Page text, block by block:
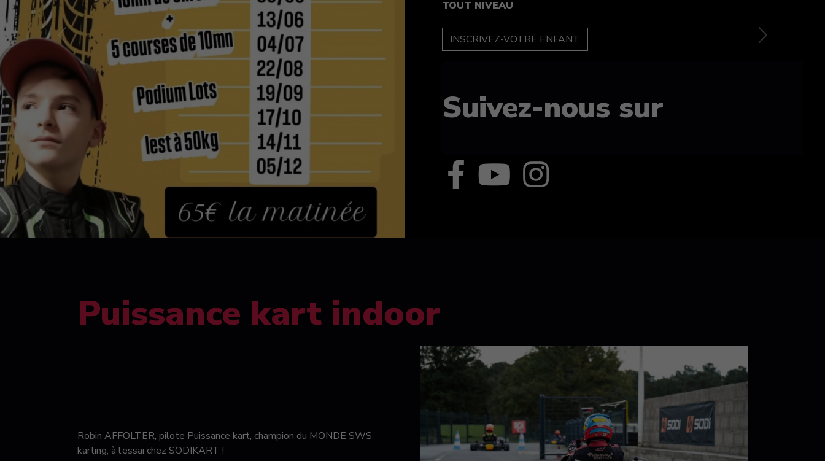
TOUT NIVEAU
INSCRIPTION
Suivez-nous sur
Previous Next
Puissance kart indoor
Robin AFFOLTER, pilote Puissance kart, champion du MONDE SWS
karting, à l’essai chez SODIKART !